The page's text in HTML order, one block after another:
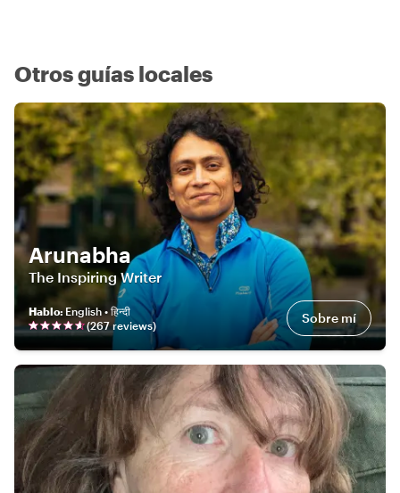
Otros guías locales
Arunabha
The Inspiring Writer
Hablo: English • हिन्दी
(267reviews) Sobre mí